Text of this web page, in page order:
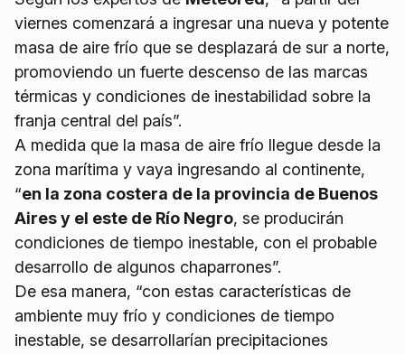
viernes comenzará a ingresar una nueva y potente
masa de aire frío que se desplazará de sur a norte,
promoviendo un fuerte descenso de las marcas
térmicas y condiciones de inestabilidad sobre la
franja central del país”.
A medida que la masa de aire frío llegue desde la
zona marítima y vaya ingresando al continente,
“en la zona costera de la provincia de Buenos
Aires y el este de Río Negro, se producirán
condiciones de tiempo inestable, con el probable
desarrollo de algunos chaparrones”.
De esa manera, “con estas características de
ambiente muy frío y condiciones de tiempo
inestable, se desarrollarían precipitaciones